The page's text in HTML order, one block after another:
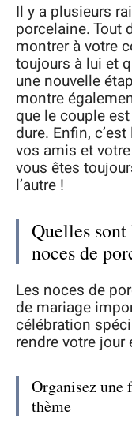
Il y a plusieurs
porcelaine. Tout
montrer à votre
toujours à lui et
une nouvelle
montre
que le couple
dure. Enfin,
vos amis et
vous êtes
l’autre !
Quelles
noces de
Les noces de
de mariage
célébration
rendre votre
Organisez une
thème